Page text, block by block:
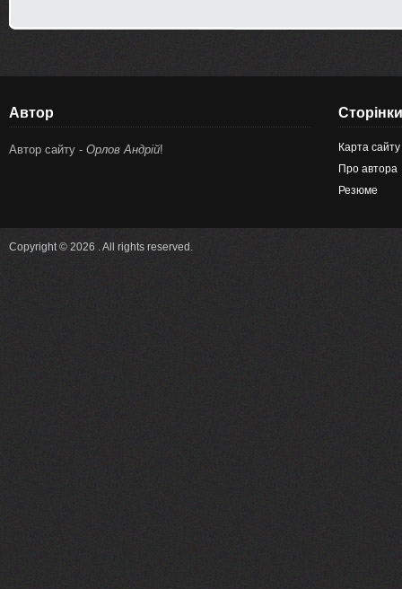
Автор
Автор сайту - Орлов Андрій!
Сторінки
Карта сайту
Про автора
Резюме
Copyright © 2026 . All rights reserved.